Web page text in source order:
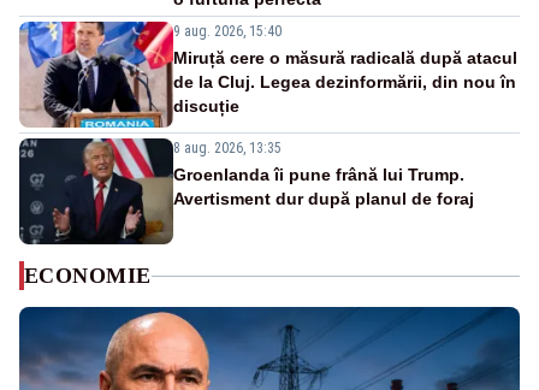
9 aug. 2026, 15:40
Miruță cere o măsură radicală după atacul
de la Cluj. Legea dezinformării, din nou în
discuție
8 aug. 2026, 13:35
Groenlanda îi pune frână lui Trump.
Avertisment dur după planul de foraj
ECONOMIE